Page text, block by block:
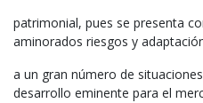
patrimonial, pues se presenta
aminorados riesgos y
a un gran número de
desarrollo eminente para el